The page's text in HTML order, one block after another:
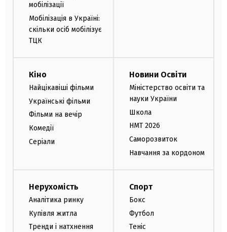
мобілізації
Мобілізація в Україні:
скільки осіб мобілізує
ТЦК
Кіно
Найцікавіші фільми
Українські фільми
Фільми на вечір
Комедії
Серіали
Новини Освіти
Міністерство освіти та
науки України
Школа
НМТ 2026
Саморозвиток
Навчання за кордоном
Нерухомість
Аналітика ринку
Купівля житла
Тренди і натхнення
Спорт
Бокс
Футбол
Теніс